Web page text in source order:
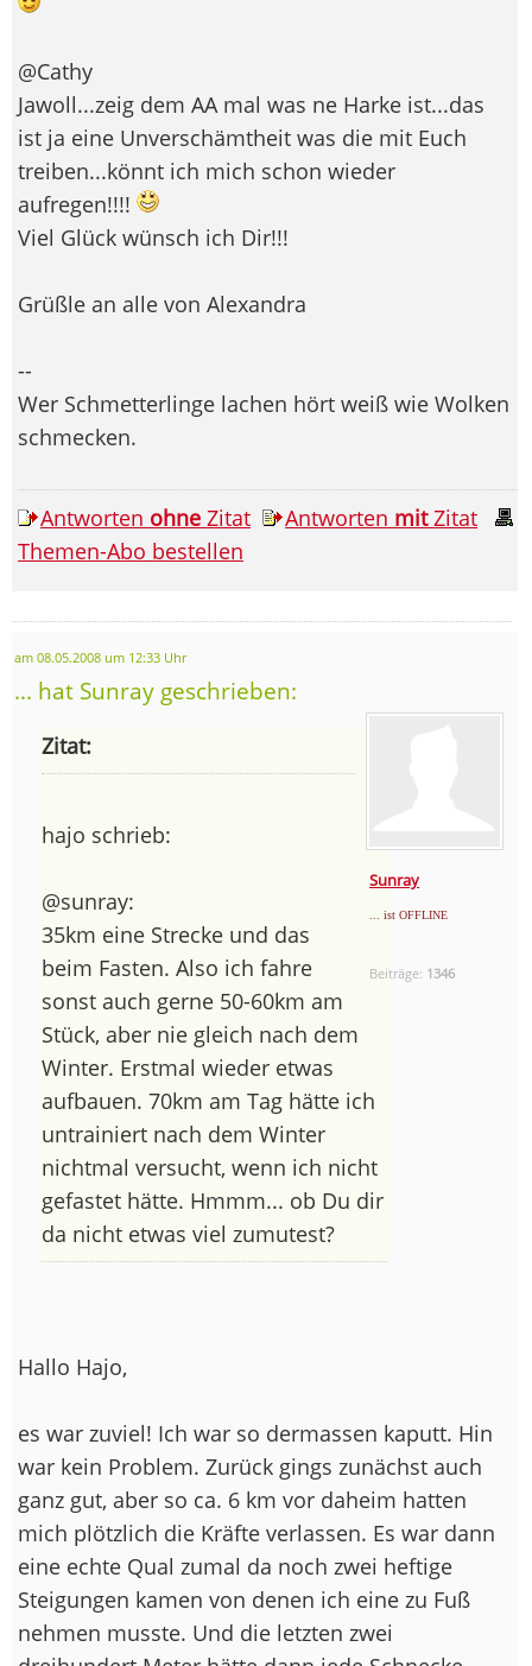
@Cathy
Jawoll...zeig dem AA mal was ne Harke ist...das
ist ja eine Unverschämtheit was die mit Euch
treiben...könnt ich mich schon wieder
aufregen!!!!
Viel Glück wünsch ich Dir!!!
Grüßle an alle von Alexandra
--
Wer Schmetterlinge lachen hört weiß wie Wolken
schmecken.
Antworten ohne Zitat Antworten mitZitat
Themen-Abo bestellen
am 08.05.2008 um 12:33 Uhr
... hat Sunray geschrieben:
Sunray
... ist OFFLINE
Beiträge: 1346
Zitat:
hajo schrieb:
@sunray:
35km eine Strecke und das
beim Fasten. Also ich fahre
sonst auch gerne 50-60km am
Stück, aber nie gleich nach dem
Winter. Erstmal wieder etwas
aufbauen. 70km am Tag hätte ich
untrainiert nach dem Winter
nichtmal versucht, wenn ich nicht
gefastet hätte. Hmmm... ob Du dir
da nicht etwas viel zumutest?
Hallo Hajo,
es war zuviel! Ich war so dermassen kaputt. Hin
war kein Problem. Zurück gings zunächst auch
ganz gut, aber so ca. 6 km vor daheim hatten
mich plötzlich die Kräfte verlassen. Es war dann
eine echte Qual zumal da noch zwei heftige
Steigungen kamen von denen ich eine zu Fuß
nehmen musste. Und die letzten zwei